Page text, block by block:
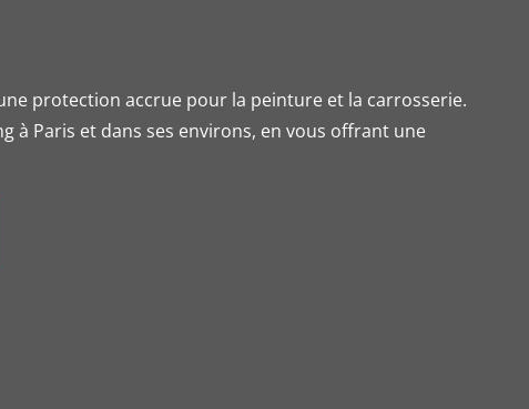
protection accrue pour la peinture et la carrosserie.
à Paris et dans ses environs, en vous offrant une